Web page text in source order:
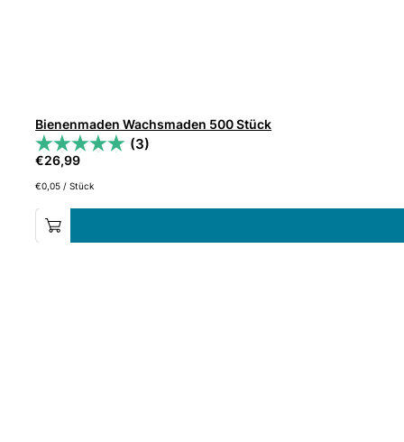
Bienenmaden Wachsmaden 500 Stück
(3)
€26,99
€0,05 /Stück